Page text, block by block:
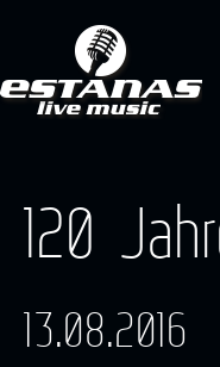
120
13.08.2016